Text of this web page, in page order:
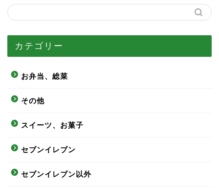
カテゴリー
お弁当、総菜
その他
スイーツ、お菓子
セブンイレブン
セブンイレブン以外